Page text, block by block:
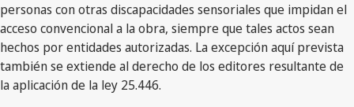
personas con otras discapacidades sensoriales que impidan el
acceso convencional a la obra, siempre que tales actos sean
hechos por entidades autorizadas. La excepción aquí prevista
también se extiende al derecho de los editores resultante de
la aplicación de la ley 25.446.